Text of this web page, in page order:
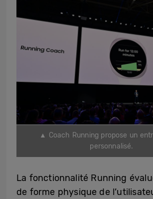
▲ Coach Running propose un
personnalisé.
La fonctionnalité Running
de forme physique de